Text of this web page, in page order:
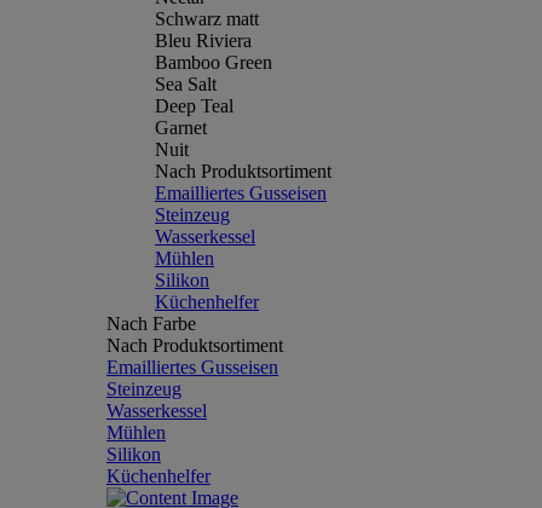
Schwarz matt
Bleu Riviera
Bamboo Green
Sea Salt
Deep Teal
Garnet
Nuit
Nach Produktsortiment
Emailliertes Gusseisen
Steinzeug
Wasserkessel
Mühlen
Silikon
Küchenhelfer
Nach Farbe
Nach Produktsortiment
Emailliertes Gusseisen
Steinzeug
Wasserkessel
Mühlen
Silikon
Küchenhelfer